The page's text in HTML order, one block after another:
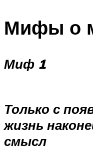
Мифы о
Миф 1
Только с
жизнь
смысл